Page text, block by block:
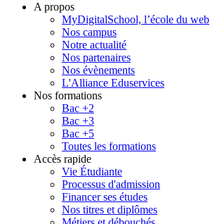
A propos
MyDigitalSchool, l’école du web
Nos campus
Notre actualité
Nos partenaires
Nos évènements
L'Alliance Eduservices
Nos formations
Bac +2
Bac +3
Bac +5
Toutes les formations
Accès rapide
Vie Étudiante
Processus d'admission
Financer ses études
Nos titres et diplômes